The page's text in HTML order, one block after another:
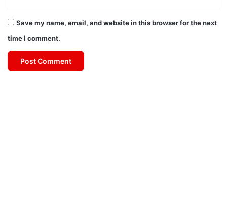
Save my name, email, and website in this browser for the next
time I comment.